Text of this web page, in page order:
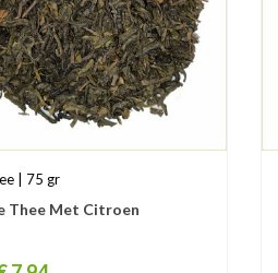
| 75 gr
Thee Met Citroen